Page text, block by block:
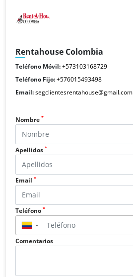
Rentahouse Colombia
Teléfono Móvil:+573103168729
Teléfono Fijo:+576015493498
Email:segclientesrentahouse@gmail.com
Nombre *
Apellidos *
Email *
Teléfono *
▼
Comentarios